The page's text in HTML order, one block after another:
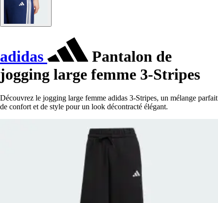
adidas
Pantalon de
jogging large femme 3-Stripes
Découvrez le jogging large femme adidas 3-Stripes, un mélange parfait
de confort et de style pour un look décontracté élégant.